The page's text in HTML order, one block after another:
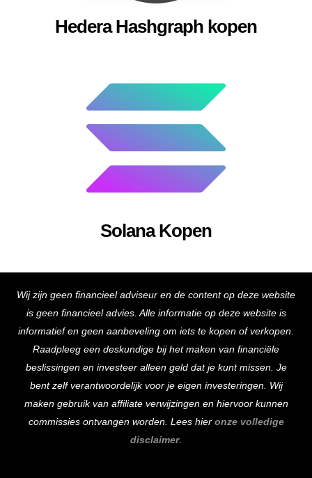
Hedera Hashgraph kopen
Solana Kopen
To
Top
Wij zijn geen financieel adviseur en de content op deze website
is geen financieel advies. Alle informatie op deze website is
informatief en geen aanbeveling om iets te kopen of verkopen.
Raadpleeg een deskundige bij het maken van financiële
beslissingen en investeer alleen geld dat je kunt missen. Je
bent zelf verantwoordelijk voor je eigen investeringen. Wij
maken gebruik van affiliate verwijzingen en hiervoor kunnen
commissies ontvangen worden. Lees hier onze volledige
disclaimer.